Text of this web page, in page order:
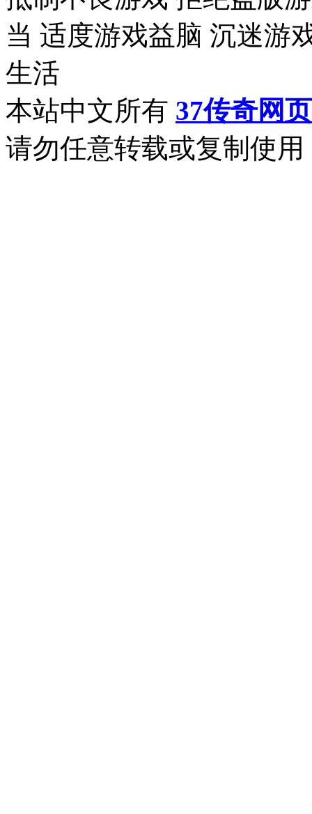
当 适度游戏益脑 沉迷游
生活
本站中文所有 37传奇网
请勿任意转载或复制使用